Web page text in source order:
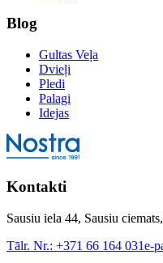
Blog
Gultas Veļa
Dvieļi
Pledi
Palagi
Idejas
Kontakti
Sausiu iela 44, Sausiu
Tālr. Nr.: +371 66 164 031e-